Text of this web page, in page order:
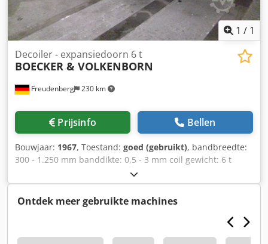
1 / 1
Freudenberg 230 km
Decoiler - expansiedoorn 6 t
BOECKER & VOLKENBORN
Prijsinfo Bellen
Bouwjaar: 1967, Toestand: goed (gebruikt), bandbreedte:
300 - 1.250 mm banddikte: 0,5 - 3 mm coil gewicht: 6 t
Dcodpfed Ha E Ijx Apcok doorn Ø: 508/610 mm
Ontdek meer gebruikte machines